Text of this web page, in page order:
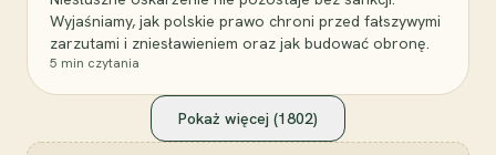
Wyjaśniamy, jak polskie prawo chroni przed fałszywymi
zarzutami i zniesławieniem oraz jak budować obronę.
5 min czytania
Pokaż więcej (1802)